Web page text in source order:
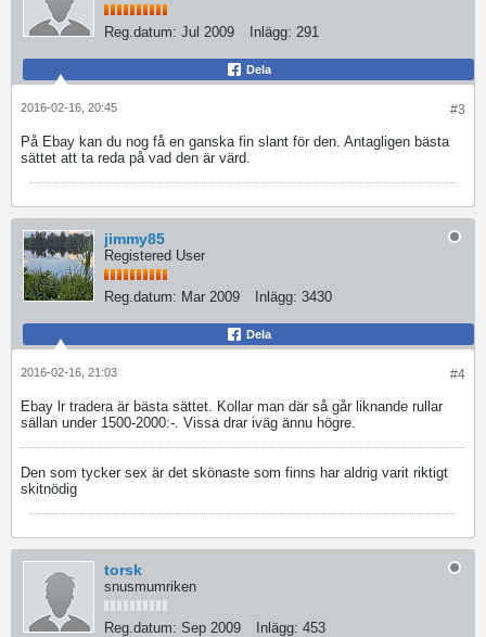
Reg.datum: Jul 2009 Inlägg: 291
Dela
#3
2016-02-16, 20:45
På Ebay kan du nog få en ganska fin slant för den. Antagligen bästa
sättet att ta reda på vad den är värd.
jimmy85
Registered User
Reg.datum: Mar 2009 Inlägg: 3430
Dela
#4
2016-02-16, 21:03
Ebay lr tradera är bästa sättet. Kollar man där så går liknande rullar
sällan under 1500-2000:-. Vissa drar iväg ännu högre.
Den som tycker sex är det skönaste som finns har aldrig varit riktigt
skitnödig
torsk
snusmumriken
Reg.datum: Sep 2009 Inlägg: 453